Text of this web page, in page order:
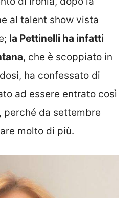
al talent show vista
la Pettinelli ha infatti
, che è scoppiato in
ha confessato di
ad essere entrato così
perché da settembre
molto di più.